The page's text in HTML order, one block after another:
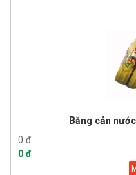
Băng cản
0 đ
0 đ